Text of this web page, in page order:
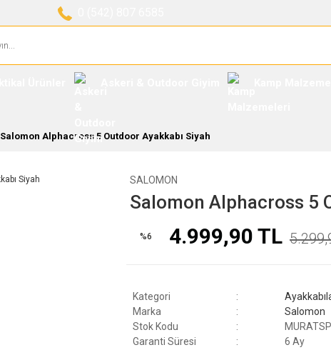
Salomon Alphacross 5 Outdoor Ayakkabı Siyah
SALOMON
Salomon Alphacross 5
%6 4.999,90 TL
Kategori
Marka
Salomon
Stok Kodu
Garanti Süresi
6 Ay